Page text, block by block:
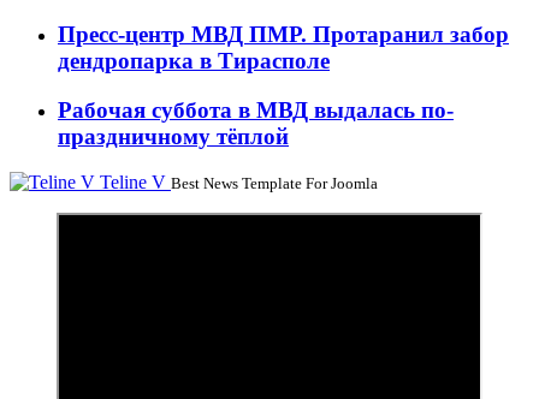
Пресс-центр МВД ПМР. Протаранил забор
дендропарка в Тирасполе
Рабочая суббота в МВД выдалась по-
праздничному тёплой
Teline V Best News Template For Joomla